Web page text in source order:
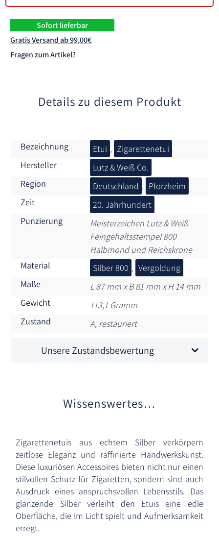
Sofort lieferbar
Gratis Versand ab 99,00€
Fragen zum Artikel?
Details zu diesem Produkt
Bezeichnung Etui , Zigarettenetui
Hersteller
Lutz & Weiß Co.
Region
Deutschland , Pforzheim
Zeit
20. Jahrhundert
Punzierung
Meisterzeichen Lutz & Weiß
Feingehaltsstempel 800
Halbmond und Reichskrone
Material
Silber 800 , Vergoldung
Maße
L 87 mm x B 81 mm x H 14 mm
Gewicht
113,1 Gramm
Zustand
A, restauriert
Unsere Zustandsbewertung
Wissenswertes…
Zigarettenetuis aus echtem Silber verkörpern
zeitlose Eleganz und raffinierte Handwerkskunst.
Diese luxuriösen Accessoires bieten nicht nur einen
stilvollen Schutz für Zigaretten, sondern sind auch
Ausdruck eines anspruchsvollen Lebensstils. Das
glänzende Silber verleiht den Etuis eine edle
Oberfläche, die im Licht spielt und Aufmerksamkeit
erregt.